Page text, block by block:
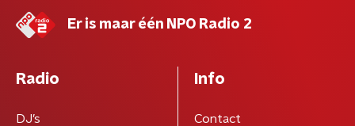
Er is maar één NPO Radio 2
Radio
DJ’s
Info
Contact